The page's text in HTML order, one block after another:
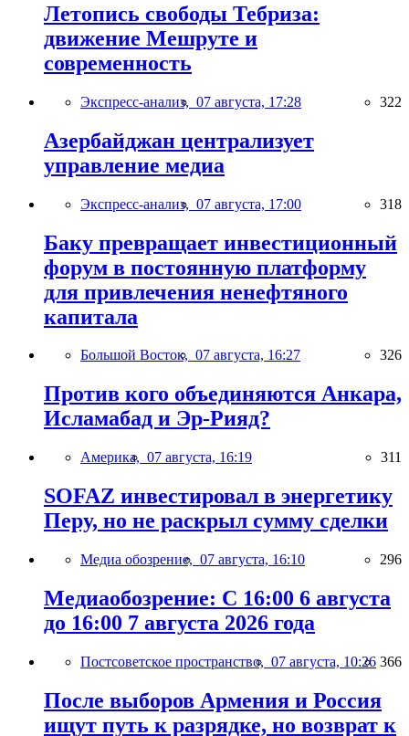
Летопись свободы Тебриза:
движение Мешруте и
современность
Экспресс-анализ, 07 августа, 17:28 322
Азербайджан централизует
управление медиа
Экспресс-анализ, 07 августа, 17:00 318
Баку превращает инвестиционный
форум в постоянную платформу
для привлечения ненефтяного
капитала
Большой Восток, 07 августа, 16:27 326
Против кого объединяются Анкара,
Исламабад и Эр-Рияд?
Америка, 07 августа, 16:19 311
SOFAZ инвестировал в энергетику
Перу, но не раскрыл сумму сделки
Медиа обозрение, 07 августа, 16:10 296
Медиаобозрение: С 16:00 6 августа
до 16:00 7 августа 2026 года
Постсоветское пространство, 07 августа, 10:26 366
После выборов Армения и Россия
ищут путь к разрядке, но возврат к